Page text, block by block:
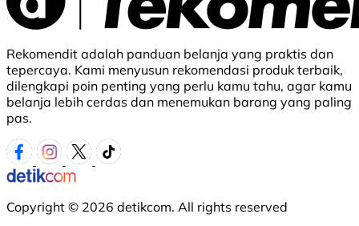
Rekomendit adalah panduan belanja yang praktis dan
tepercaya. Kami menyusun rekomendasi produk terbaik,
dilengkapi poin penting yang perlu kamu tahu, agar kamu
belanja lebih cerdas dan menemukan barang yang paling
pas.
Copyright © 2026 detikcom. All rights reserved